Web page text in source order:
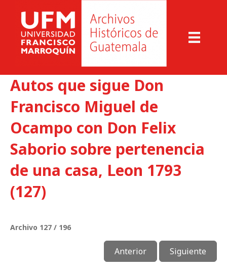
Autos que sigue Don
Francisco Miguel de
Ocampo con Don Felix
Saborio sobre pertenencia
de una casa, Leon 1793
(127)
Archivo 127 / 196
Anterior Siguiente